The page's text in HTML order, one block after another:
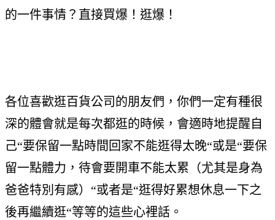
的一件事情？直接買爆！逛爆！
各位喜歡逛百貨公司的朋友們，你們一定有種很
深的體會就是每次都逛的時候，會適時地提醒自
己“要保留一點時間回家不能逛得太晚“或是“要保
留一點體力，待會要開車不能太累（尤其是身為
爸爸特別有感）“或者是“逛得好累想休息一下之
後再繼續逛“等等的這些心裡話。